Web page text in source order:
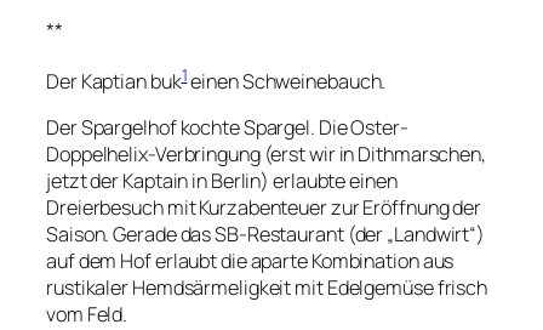
**
Der Kaptian buk1einen Schweinebauch.
Der Spargelhof kochte Spargel. Die Oster-
Doppelhelix-Verbringung (erst wir in Dithmarschen,
jetzt der Kaptain in Berlin) erlaubte einen
Dreierbesuch mit Kurzabenteuer zur Eröffnung der
Saison. Gerade das SB-Restaurant (der „Landwirt“)
auf dem Hof erlaubt die aparte Kombination aus
rustikaler Hemdsärmeligkeit mit Edelgemüse frisch
vom Feld.